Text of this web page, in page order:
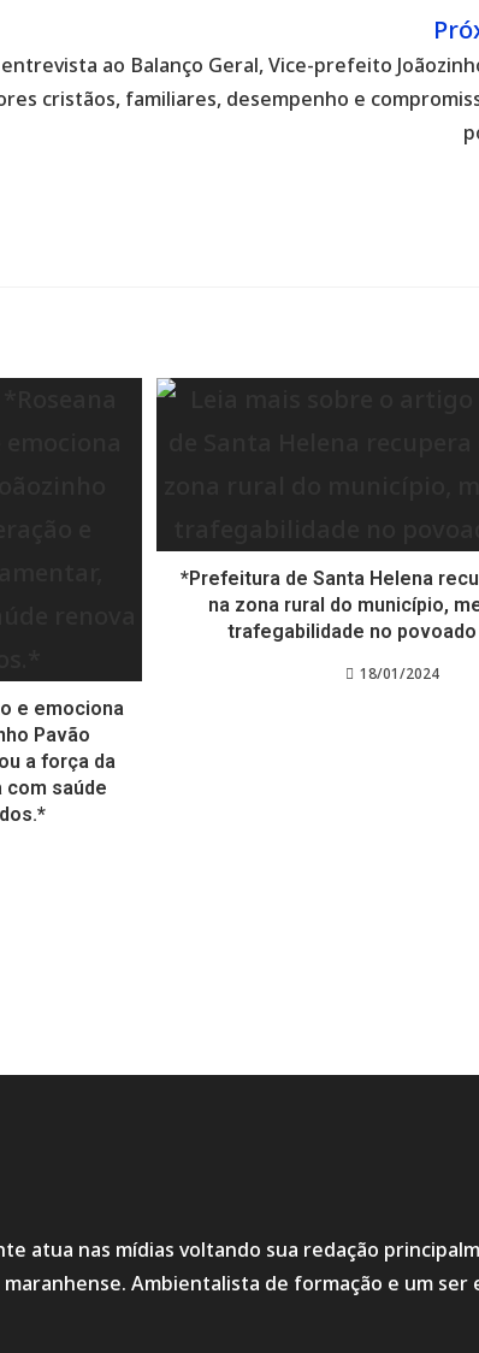
ao Balanço Geral, Vice-prefeito
cristãos, familiares, desempenho e
e emociona
Pavão
a força da
com saúde
*Prefeitura de Santa Helena
na zona rural do município,
trafegabilidade no
18/01/2024
atua nas mídias voltando sua redação
Ambientalista de formação e um ser